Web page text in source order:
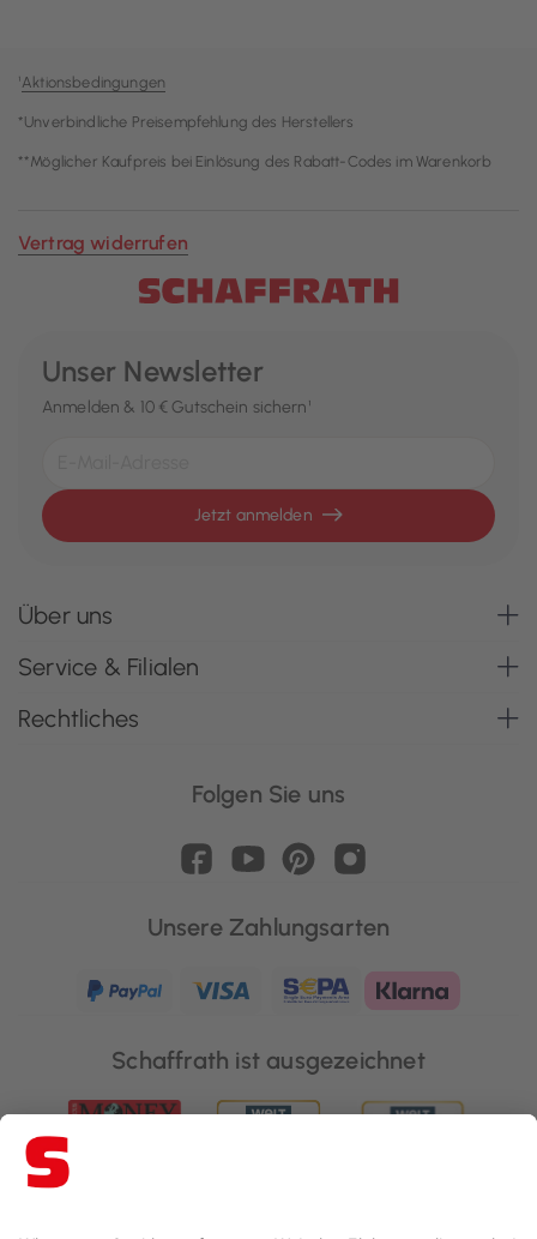
¹Aktionsbedingungen
*Unverbindliche Preisempfehlung des Herstellers
**Möglicher Kaufpreis bei Einlösung des Rabatt-Codes im Warenkorb
Vertrag widerrufen
Unser Newsletter
Anmelden & 10 € Gutschein sichern¹
Jetzt anmelden
Über uns
Service & Filialen
Rechtliches
Folgen Sie uns
Unsere Zahlungsarten
Schaffrath ist ausgezeichnet